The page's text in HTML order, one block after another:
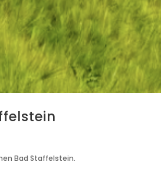
Bad Staffelstein.